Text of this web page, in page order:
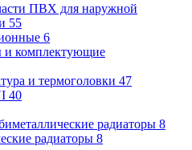
ПВХ для наружной
55
6
и комплектующие
и термоголовки 47
40
радиаторы 8
радиаторы 8